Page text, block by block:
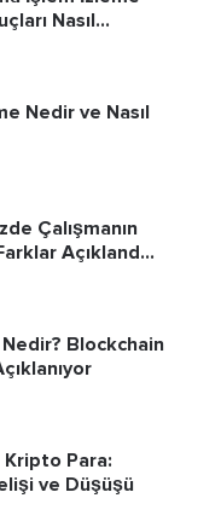
Nasıl...
Nedir ve Nasıl
Çalışmanın
Açıkland...
Blockchain
Para:
ve Düşüşü